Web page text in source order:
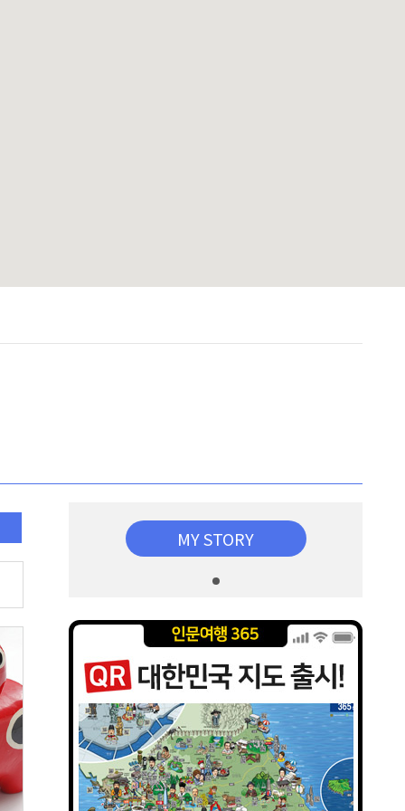
MY STORY